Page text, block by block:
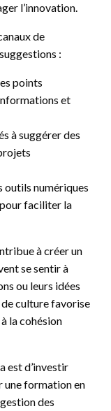
l’innovation.
de
:
points
et
à suggérer des
outils numériques
faciliter la
à créer un
se sentir à
ou leurs idées
culture favorise
la cohésion
est d’investir
une formation en
des